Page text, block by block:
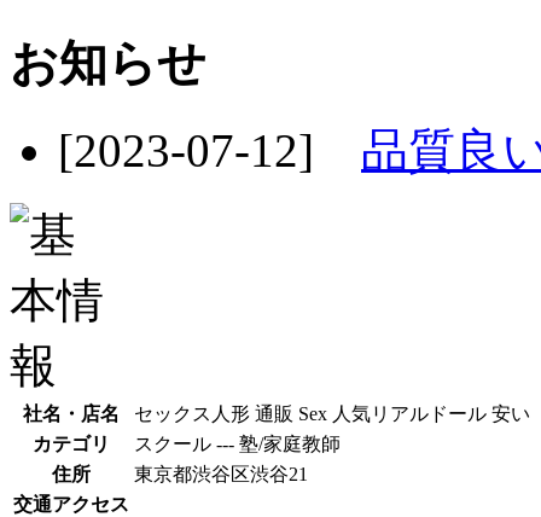
お知らせ
[2023-07-12] 品質良
社名・店名
セックス人形 通販 Sex 人気リアルドール 安い
カテゴリ
スクール --- 塾/家庭教師
住所
東京都渋谷区渋谷21
交通アクセス